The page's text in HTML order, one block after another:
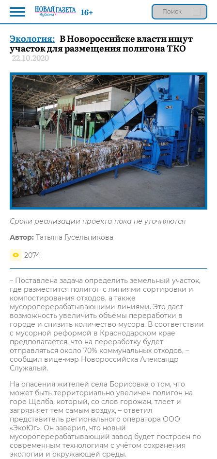
Экология: В Новороссийске власти ищут
участок для размещения полигона ТКО
22.10.2020
Сроки реализации проекта пока не уточняются
Автор: Татьяна Гусельникова
2074
– Поставлена задача определить земельный участок,
где разместится полигон с линиями сортировки и
компостирования отходов, а также
мусороперерабатывающими линиями. Это даст
возможность увеличить объёмы переработки в
городе и снизить количество мусора. В соответствии
с мусорной реформой в Краснодарском крае
предполагается, что на переработку будет
отправляться около 70% коммунальных отходов, –
сообщил вице-мэр Новороссийска Александр
Служалый.
На опасения жителей села Борисовка о том, что
может быть территориально увеличен полигон на
горе Щелба, который, со слов горожан, тлеет и
загрязняет тем самым воздух, – ответил
представитель регионального оператора ООО
«ЭкоЮг». Он заверил, что новый
мусороперерабатывающий завод будет построен по
современным технологиям с учётом сохранения
экологии и окружающей среды.
16+